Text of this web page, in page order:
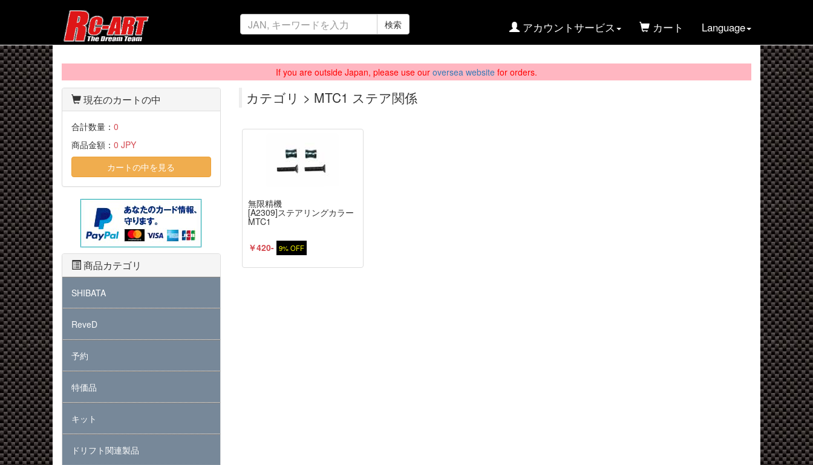
検索 アカウントサービス カート Language
If you are outside Japan, please use our oversea website for orders.
カテゴリ > MTC1 ステア関係
無限精機
[A2309]ステアリングカラー
MTC1
￥420- 9% OFF
現在のカートの中
合計数量： 0
商品金額： 0 JPY
カートの中を見る
商品カテゴリ
SHIBATA
ReveD
予約
特価品
キット
ドリフト関連製品